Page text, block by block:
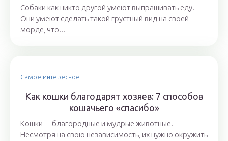
Собаки как никто другой умеют выпрашивать еду.
Они умеют сделать такой грустный вид на своей
морде, что...
Самое интересное
Как кошки благодарят хозяев: 7 способов
кошачьего «спасибо»
Кошки —благородные и мудрые животные.
Несмотря на свою независимость, их нужно окружить